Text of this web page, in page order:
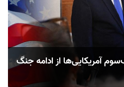
آمریکایی‌ها از ادامه جنگ